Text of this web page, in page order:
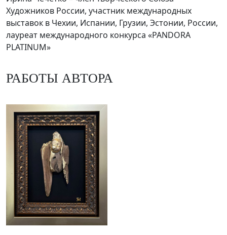
Художников России, участник международных
выставок в Чехии, Испании, Грузии, Эстонии, России,
лауреат международного конкурса «PANDORA
PLATINUM»
РАБОТЫ АВТОРА